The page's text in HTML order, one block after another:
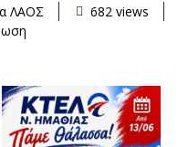
ΛΑΟΣ
682 views